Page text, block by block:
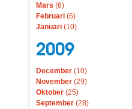
Mars (6)
Februari (6)
Januari (10)
2009
December (10)
November (29)
Oktober (25)
September (28)